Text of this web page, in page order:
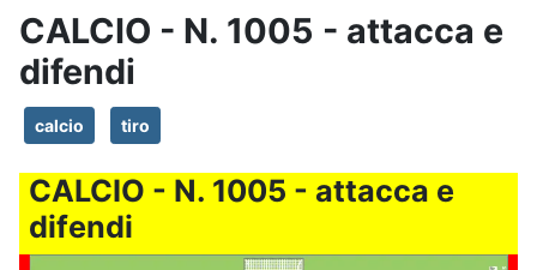
CALCIO - N. 1005 - attacca e
difendi
calcio tiro
CALCIO - N. 1005 - attacca e
difendi